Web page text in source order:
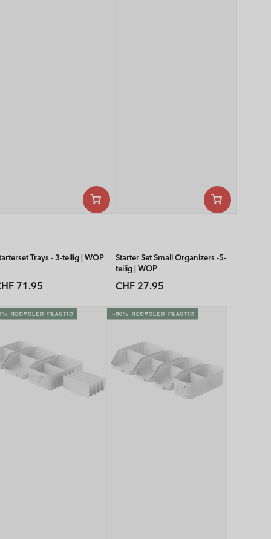
Trays - 3-teilig | WOP
71.95
Starter Set Small Organizers -5-
teilig | WOP
Normaler
CHF 27.95